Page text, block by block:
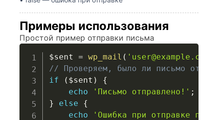
Примеры использования
Простой пример отправки письма
$sent = wp_mail ( 'user@example.com'
// Проверяем, было ли письмо
if
( $sent )
{
echo
'Письмо отправлено!' ;
}
else
{
echo
'Ошибка при отправке